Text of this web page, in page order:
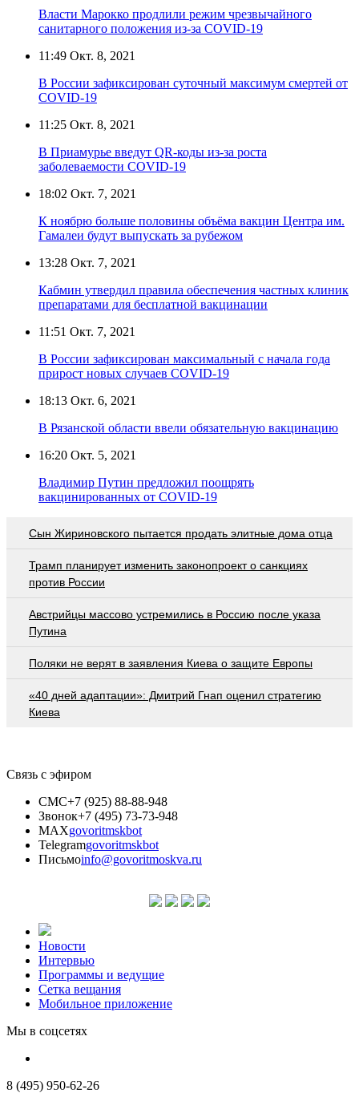
Власти Марокко продлили режим чрезвычайного
санитарного положения из-за COVID-19
11:49 Окт. 8, 2021
В России зафиксирован суточный максимум смертей от
COVID-19
11:25 Окт. 8, 2021
В Приамурье введут QR-коды из-за роста
заболеваемости COVID-19
18:02 Окт. 7, 2021
К ноябрю больше половины объёма вакцин Центра им.
Гамалеи будут выпускать за рубежом
13:28 Окт. 7, 2021
Кабмин утвердил правила обеспечения частных клиник
препаратами для бесплатной вакцинации
11:51 Окт. 7, 2021
В России зафиксирован максимальный с начала года
прирост новых случаев COVID-19
18:13 Окт. 6, 2021
В Рязанской области ввели обязательную вакцинацию
16:20 Окт. 5, 2021
Владимир Путин предложил поощрять
вакцинированных от COVID-19
Сын Жириновского пытается продать элитные дома отца
Трамп планирует изменить законопроект о санкциях
против России
Австрийцы массово устремились в Россию после указа
Путина
Поляки не верят в заявления Киева о защите Европы
«40 дней адаптации»: Дмитрий Гнап оценил стратегию
Киева
Связь с эфиром
СМС+7 (925) 88-88-948
Звонок+7 (495) 73-73-948
MAXgovoritmskbot
Telegramgovoritmskbot
Письмоinfo@govoritmoskva.ru
Новости
Интервью
Программы и ведущие
Сетка вещания
Мобильное приложение
Мы в соцсетях
8 (495) 950-62-26